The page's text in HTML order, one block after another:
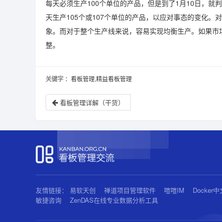
每天必须生产100个单位的产品，但是到了1月10日，就
天生产105个或107个单位的产品，以应对事态的变化。
象。而对于整个生产线来说，容易实现均衡生产。如果
整。
关键字 ：看板管理,精益看板管理
看板管理详解（干货）
友情链接： 易软天创 禅道项目管理软件 喧喧IM
Docker中
敏捷咨询
ZenDAS在线专业数据分析工具